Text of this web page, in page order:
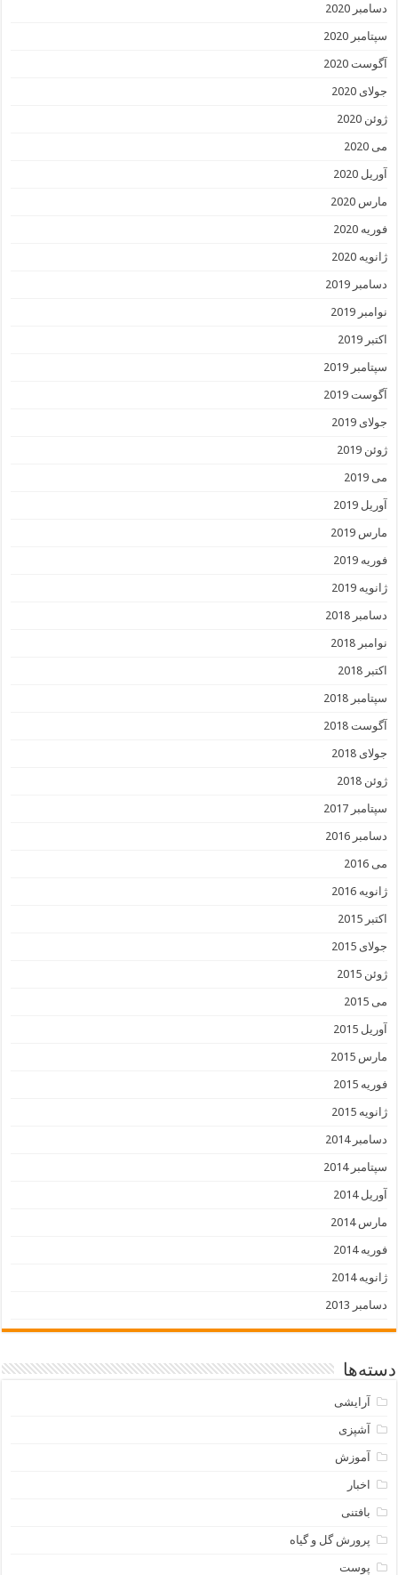
دسامبر 2020
سپتامبر 2020
آگوست 2020
جولای 2020
ژوئن 2020
می 2020
آوریل 2020
مارس 2020
فوریه 2020
ژانویه 2020
دسامبر 2019
نوامبر 2019
اکتبر 2019
سپتامبر 2019
آگوست 2019
جولای 2019
ژوئن 2019
می 2019
آوریل 2019
مارس 2019
فوریه 2019
ژانویه 2019
دسامبر 2018
نوامبر 2018
اکتبر 2018
سپتامبر 2018
آگوست 2018
جولای 2018
ژوئن 2018
سپتامبر 2017
دسامبر 2016
می 2016
ژانویه 2016
اکتبر 2015
جولای 2015
ژوئن 2015
می 2015
آوریل 2015
مارس 2015
فوریه 2015
ژانویه 2015
دسامبر 2014
سپتامبر 2014
آوریل 2014
مارس 2014
فوریه 2014
ژانویه 2014
دسامبر 2013
دسته‌ها
آرایشی
آشپزی
آموزش
اخبار
بافتنی
پرورش گل و گیاه
پوست